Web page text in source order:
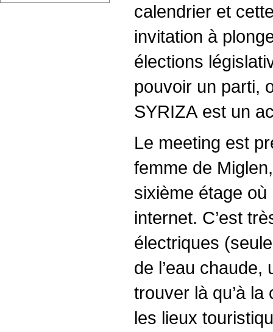
calendrier et
invitation à
élections
pouvoir un parti,
SYRIZA est un
Le meeting est
femme de
sixième étage où
internet. C’est
électriques
de l’eau
trouver là qu’à
les lieux